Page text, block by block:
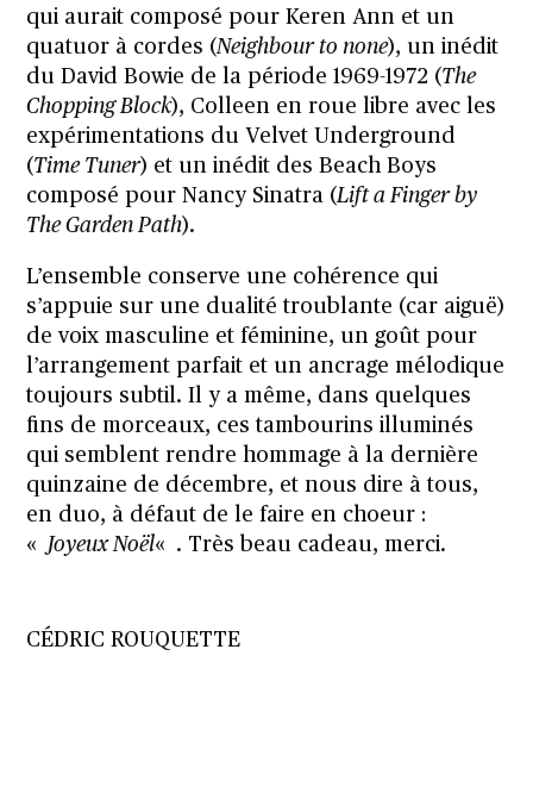
qui aurait composé pour Keren Ann et un
quatuor à cordes (Neighbour to none), un inédit
du David Bowie de la période 1969-1972 (The
Chopping Block), Colleen en roue libre avec les
expérimentations du Velvet Underground
(Time Tuner) et un inédit des Beach Boys
composé pour Nancy Sinatra (Lift a Finger by
The Garden Path).
L’ensemble conserve une cohérence qui
s’appuie sur une dualité troublante (car aiguë)
de voix masculine et féminine, un goût pour
l’arrangement parfait et un ancrage mélodique
toujours subtil. Il y a même, dans quelques
fins de morceaux, ces tambourins illuminés
qui semblent rendre hommage à la dernière
quinzaine de décembre, et nous dire à tous,
en duo, à défaut de le faire en choeur :
« Joyeux Noël« . Très beau cadeau, merci.
CÉDRIC ROUQUETTE